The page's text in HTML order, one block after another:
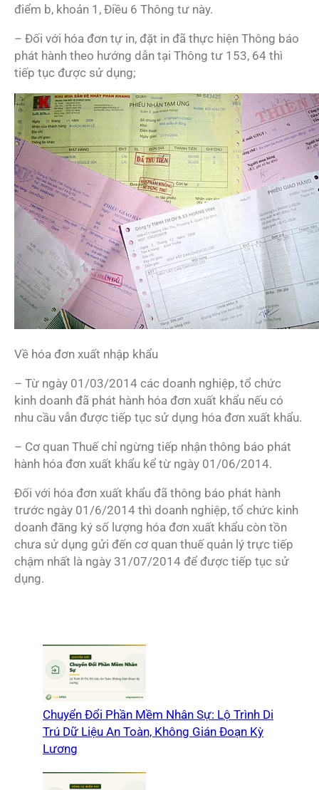
điểm b, khoản 1, Điều 6 Thông tư này.
– Đối với hóa đơn tự in, đặt in đã thực hiện Thông báo
phát hành theo hướng dẫn tại Thông tư 153, 64 thì
tiếp tục được sử dụng;
Về hóa đơn xuất nhập khẩu
– Từ ngày 01/03/2014 các doanh nghiệp, tổ chức
kinh doanh đã phát hành hóa đơn xuất khẩu nếu có
nhu cầu vẫn được tiếp tục sử dụng hóa đơn xuất khẩu.
– Cơ quan Thuế chỉ ngừng tiếp nhận thông báo phát
hành hóa đơn xuất khẩu kể từ ngày 01/06/2014.
Đối với hóa đơn xuất khẩu đã thông báo phát hành
trước ngày 01/6/2014 thì doanh nghiệp, tổ chức kinh
doanh đăng ký số lượng hóa đơn xuất khẩu còn tồn
chưa sử dụng gửi đến cơ quan thuế quản lý trực tiếp
chậm nhất là ngày 31/07/2014 để được tiếp tục sử
dụng.
Chuyển Đổi Phần Mềm Nhân Sự: Lộ Trình Di
Trú Dữ Liệu An Toàn, Không Gián Đoạn Kỳ
Lương